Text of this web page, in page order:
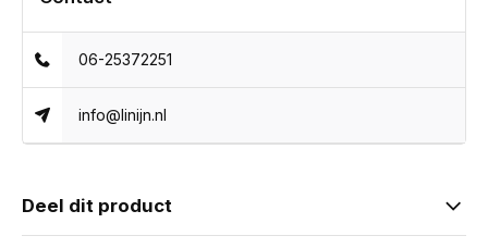
06-25372251
info@linijn.nl
Deel dit product